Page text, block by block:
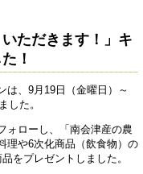
ただきます！」キ
！
、9月19日（金曜日）～
した。
ォローし、「南会津産の農
理や6次化商品（飲食物）の
をプレゼントしました。